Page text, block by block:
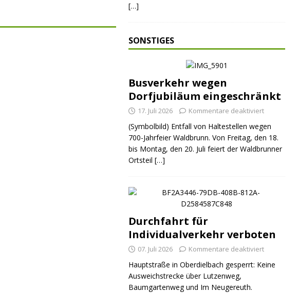
[…]
SONSTIGES
Busverkehr wegen
Dorfjubiläum eingeschränkt
17. Juli 2026 Kommentare deaktiviert
(Symbolbild) Entfall von Haltestellen wegen
700-Jahrfeier Waldbrunn. Von Freitag, den 18.
bis Montag, den 20. Juli feiert der Waldbrunner
Ortsteil […]
Durchfahrt für
Individualverkehr verboten
07. Juli 2026 Kommentare deaktiviert
Hauptstraße in Oberdielbach gesperrt: Keine
Ausweichstrecke über Lutzenweg,
Baumgartenweg und Im Neugereuth.